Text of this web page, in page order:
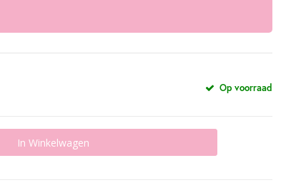
Op voorraad
In Winkelwagen